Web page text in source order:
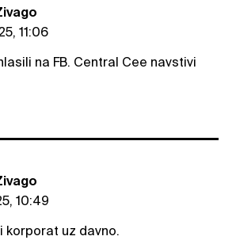
11:06
na FB. Central Cee navstivi
10:49
korporat uz davno.